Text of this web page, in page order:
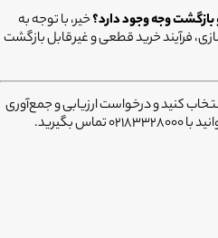
بازگشت وجه وجود دارد؟خیر، با توجه به
فرآیند خرید قطعی و غیرقابل بازگشت
کنید و درخواست ارزیابی و جمع‌آوری
بگیرید.